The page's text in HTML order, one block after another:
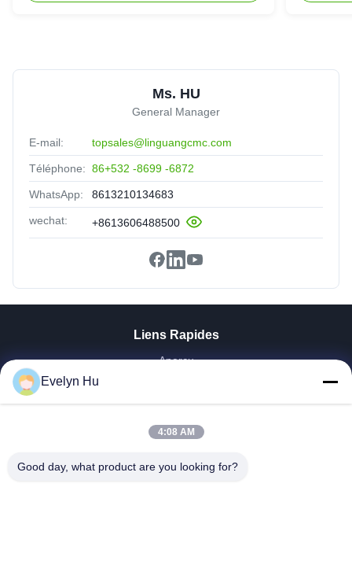
Ms. HU
General Manager
E-mail: topsales@linguangcmc.com
Téléphone: 86+532 -8699 -6872
WhatsApp: 8613210134683
wechat: +8613606488500
Liens Rapides
Aperçu
VR Show
Visite D'usine
Contrôle De La Qualité
Evelyn Hu
4:08 AM
Good day, what product are you looking for?